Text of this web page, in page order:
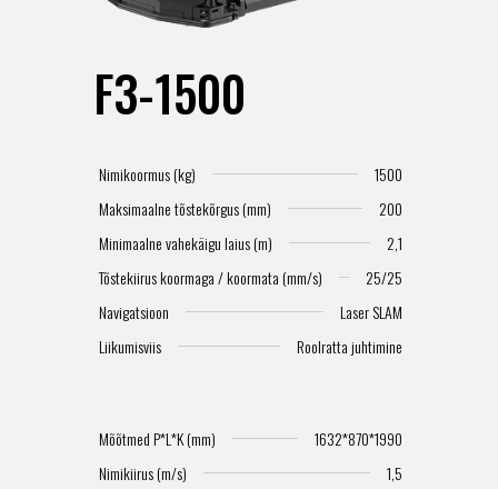
F3-1500
Nimikoormus (kg)
1500
Maksimaalne tõstekõrgus (mm)
200
Minimaalne vahekäigu laius (m)
2,1
Tõstekiirus koormaga / koormata (mm/s)
25/25
Navigatsioon
Laser SLAM
Liikumisviis
Roolratta juhtimine
Mõõtmed P*L*K (mm)
1632*870*1990
Nimikiirus (m/s)
1,5